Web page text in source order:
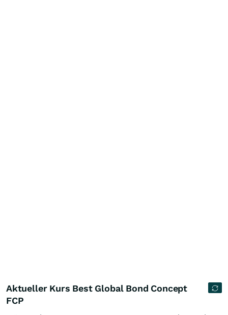
Aktueller Kurs Best Global Bond Concept
FCP